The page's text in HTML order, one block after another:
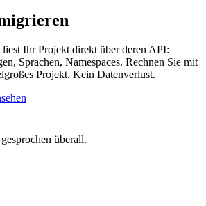
Ihr Projekt direkt über deren API:
Sprachen, Namespaces. Rechnen Sie mit
Projekt. Kein Datenverlust.
überall.